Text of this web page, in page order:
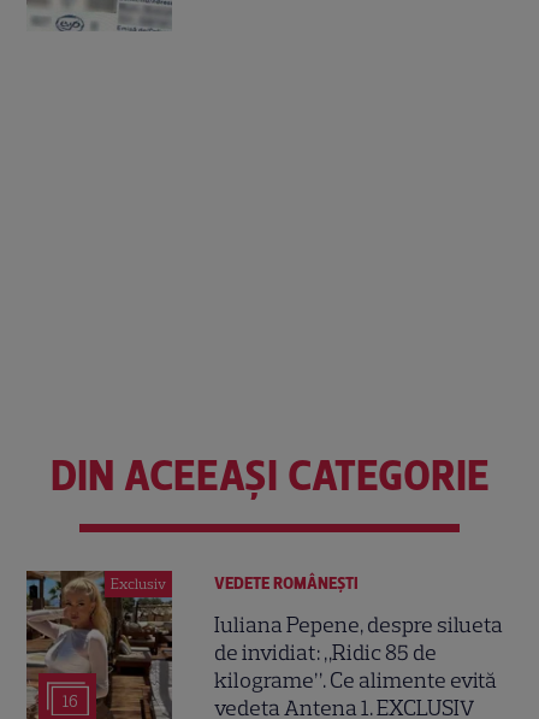
DIN ACEEAȘI CATEGORIE
Exclusiv
16
VEDETE ROMÂNEŞTI
Iuliana Pepene, despre silueta
de invidiat: „Ridic 85 de
kilograme”. Ce alimente evită
vedeta Antena 1. EXCLUSIV